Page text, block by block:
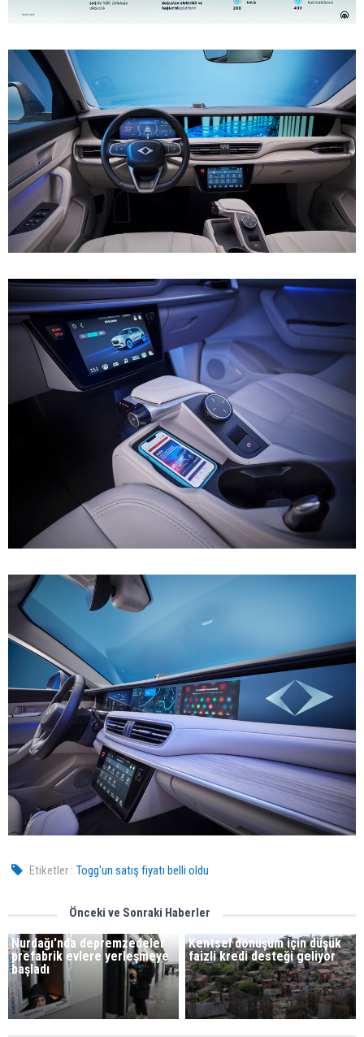
Etiketler : Togg'un satış fiyatı belli oldu
Önceki ve Sonraki Haberler
Nurdağı'nda depremzedeler
prefabrik evlere yerleşmeye
başladı
Kentsel dönüşüm için düşük
faizli kredi desteği geliyor